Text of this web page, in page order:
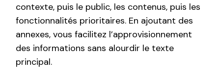
contexte, puis le public, les contenus, puis les
fonctionnalités prioritaires. En ajoutant des
annexes, vous facilitez l’approvisionnement
des informations sans alourdir le texte
principal.